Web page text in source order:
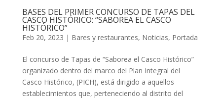
BASES DEL PRIMER CONCURSO DE TAPAS DEL
CASCO HISTÓRICO: “SABOREA EL CASCO
HISTÓRICO”
Feb 20, 2023 | Bares y restaurantes, Noticias, Portada
El concurso de Tapas de “Saborea el Casco Histórico”
organizado dentro del marco del Plan Integral del
Casco Histórico, (PICH), está dirigido a aquellos
establecimientos que, perteneciendo al distrito del